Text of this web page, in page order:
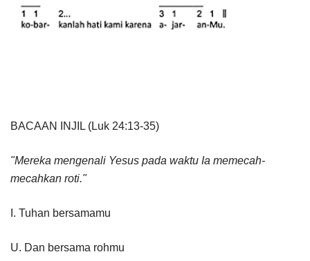
BACAAN INJIL (Luk 24:13-35)
"Mereka mengenali Yesus pada waktu Ia memecah-
mecahkan roti."
I. Tuhan bersamamu
U. Dan bersama rohmu